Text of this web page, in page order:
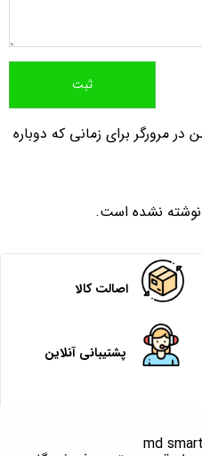
مرورگر برای زمانی که دوباره
نشده است.
اصالت کالا
پشتیبانی آنلاین